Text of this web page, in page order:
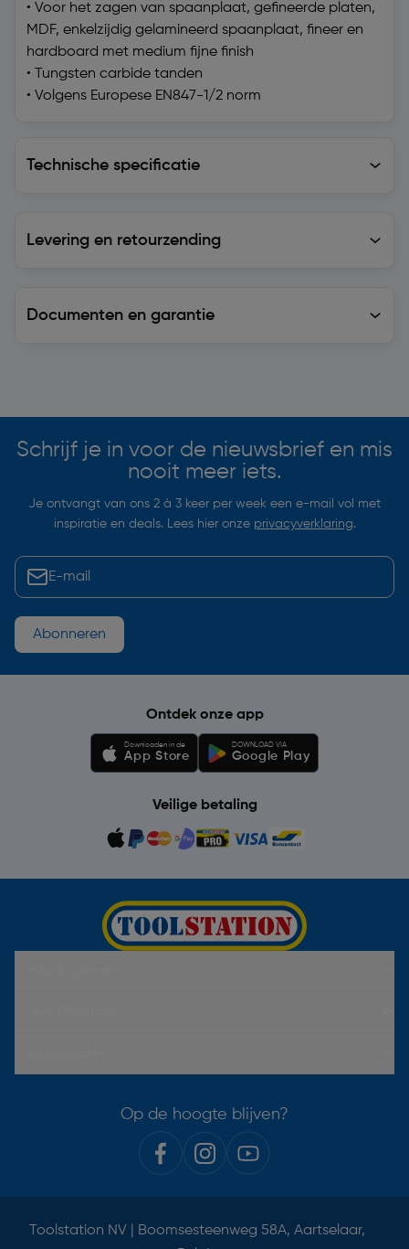
• Voor het zagen van spaanplaat, gefineerde platen,
MDF, enkelzijdig gelamineerd spaanplaat, fineer en
hardboard met medium fijne finish
• Tungsten carbide tanden
• Volgens Europese EN847-1/2 norm
Technische specificatie
Levering en retourzending
Documenten en garantie
Schrijf je in voor de nieuwsbrief en mis
nooit meer iets.
Je ontvangt van ons 2 à 3 keer per week een e-mail vol met
inspiratie en deals. Lees hier onze privacyverklaring.
Abonneren
Ontdek onze app
Downloaden in de
App Store
DOWNLOAD VIA
Google Play
Veilige betaling
Op de hoogte blijven?
Toolstation NV | Boomsesteenweg 58A, Aartselaar,